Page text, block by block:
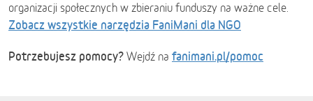
organizacji społecznych w zbieraniu funduszy na ważne cele.
Zobacz wszystkie narzędzia FaniMani dla NGO
Potrzebujesz pomocy? Wejdź na fanimani.pl/pomoc